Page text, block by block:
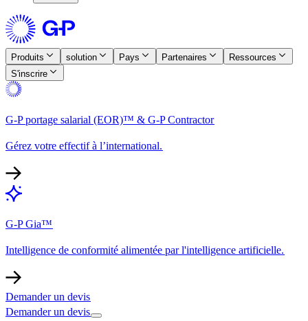
Produits​​ solution​​ Pays​​ Partenaires​​
Ressources​​
S'inscrire​​
G-P portage salarial (EOR)™ & G-P Contractor​​
Gérez votre effectif à l’international.​​
G-P Gia™​​
Intelligence de conformité alimentée par l'intelligence artificielle.​​
Demander un devis​​
Demander un devis​​